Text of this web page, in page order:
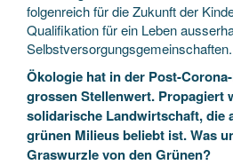
folgenreich für die Zukunft der
Qualifikation für ein Leben
Selbstversorgungsgemeinschaften.
Ökologie hat in der Post-
grossen Stellenwert. Propagiert
solidarische Landwirtschaft, die
grünen Milieus beliebt ist. Was
Graswurzle von den Grünen?